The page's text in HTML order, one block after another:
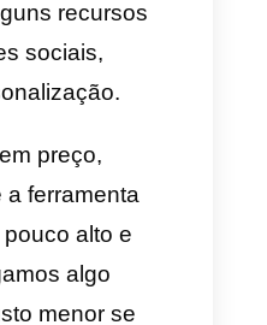
empresas
de
de seus
6 melhores